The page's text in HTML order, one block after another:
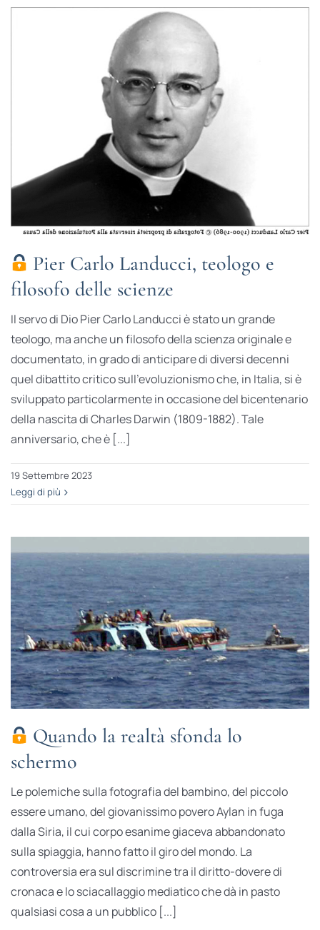
Pier Carlo Landucci, teologo e
filosofo delle scienze
Il servo di Dio Pier Carlo Landucci è stato un grande
teologo, ma anche un filosofo della scienza originale e
documentato, in grado di anticipare di diversi decenni
quel dibattito critico sull’evoluzionismo che, in Italia, si è
sviluppato particolarmente in occasione del bicentenario
della nascita di Charles Darwin (1809-1882). Tale
anniversario, che è [...]
19 Settembre 2023
Leggi di più
Quando la realtà sfonda lo
schermo
Le polemiche sulla fotografia del bambino, del piccolo
essere umano, del giovanissimo povero Aylan in fuga
dalla Siria, il cui corpo esanime giaceva abbandonato
sulla spiaggia, hanno fatto il giro del mondo. La
controversia era sul discrimine tra il diritto-dovere di
cronaca e lo sciacallaggio mediatico che dà in pasto
qualsiasi cosa a un pubblico [...]